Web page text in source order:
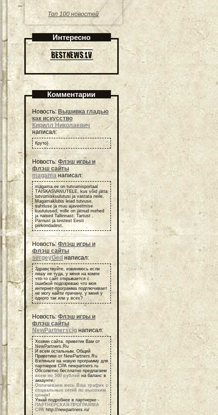
Топ 100 новостей
Интересно
Комментарии
Новость: Вышивка гладью
как искусство
Кирилл Николаевич
написал:
Круто)
Новость:Флэш игры и
флэш сайты
magama написал:
magama.ee on tutvumisportaal
TÄISKASVANUTELE, kus võid jätta
tutvumiskuulutusi ja vastata neile.
Magamaklubis leiad tutvuse,
suhtluse ja muu ajaveetmise
kuulutused, mille on jätnud mehed
ja naised Tallinnast, Tartust ,
Pärnust ja teistest Eesti
piirkondadest.
Новость: Флэш игры и
флэш сайты
sergeyGed написал:
Здравствуйте, извиняюсь если
пишу не туда, у меня на компе
что-то сайт открывается с
ошибкой подозреваю что моя
интернет-программа подглючивает
не могу найти причину, у меня у
одного так или у всех?
Новость: Флэш игры и
флэш сайты
NewPartnerscig написал:
Хозяин сайта, приветик Вам от
NewPartners.Ru
И всем остальным, Общий
Приветики от NewPartners.Ru
Взгляньте на новую программу для
партнеров СРА newpartners.ru
Обсолютно бесплатно предлагаем
всем по 500 рублей на баланс в
аккаунте.
Оплачиваем весь Ваш трафик с
социальных сетей по высоким
ценам!
Узнай подробнее в партнерке -
ПАРТНЕРСКАЯ ПРОГРАММА
СРА http://newpartners.ru/